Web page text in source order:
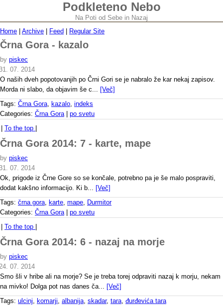
Podkleteno Nebo
Na Poti od Sebe in Nazaj
Home
Archive Feed Regular Site
Črna Gora - kazalo
by piskec
07. 2014
O naših dveh popotovanjih po Črni Gori se je nabralo že kar nekaj zapisov.
Morda ni slabo, da objavim še c... [Več]
Tags: Črna Gora, kazalo, indeks
Categories: Črna Gora| po svetu
To the top
Črna Gora 2014: 7 - karte, mape
by piskec
07. 2014
Ok, prigode iz Črne Gore so se končale, potrebno pa je še malo pospraviti,
dodat kakšno informacijo. Ki b... [Več]
Tags: črna gora, karte, mape, Durmitor
Categories: Črna Gora| po svetu
To the top
Črna Gora 2014: 6 - nazaj na morje
by piskec
07. 2014
Smo šli v hribe ali na morje? Se je treba torej odpraviti nazaj k morju, nekam
na mivko! Dolga pot nas danes ča... [Več]
Tags: ulcinj, komarji, albanija, skadar, tara, đurđevića tara